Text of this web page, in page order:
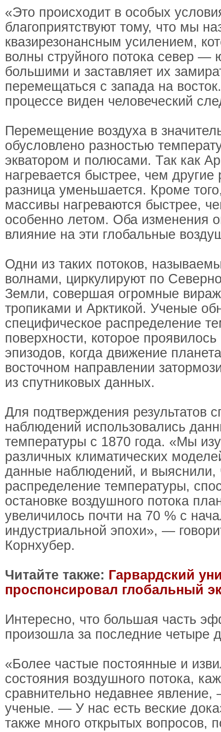
«Это происходит в особых
благоприятствуют тому, что мы
квазирезонансным усилением,
волны струйного потока север —
большими и заставляет их
перемещаться с запада на
процессе виден человеческий
Перемещение воздуха в
обусловлено разностью
экватором и полюсами. Так как
нагревается быстрее, чем другие
разница уменьшается. Кроме
массивы нагреваются быстрее,
особенно летом. Оба изменения
влияние на эти глобальные
Одни из таких потоков,
волнами, циркулируют по
Земли, совершая огромные
тропиками и Арктикой. Ученые
специфическое распределение
поверхности, которое
эпизодов, когда движение
восточном направлении
из спутниковых данных.
Для подтверждения результатов
наблюдений использовались
температуры с 1870 года. «Мы
различных климатических
данные наблюдений, и выяснили,
распределение температуры,
остановке воздушного потока
увеличилось почти на 70 % с
индустриальной эпохи», —
Корнхубер.
Читайте также: Гарвардский
проспонсировал глобальный
Интересно, что большая часть
произошла за последние четыре
«Более частые постоянные и
состояния воздушного потока,
сравнительно недавнее
ученые. — У нас есть веские
также много открытых вопросов,